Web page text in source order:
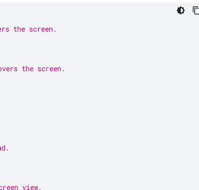
the screen.
the screen.
view.